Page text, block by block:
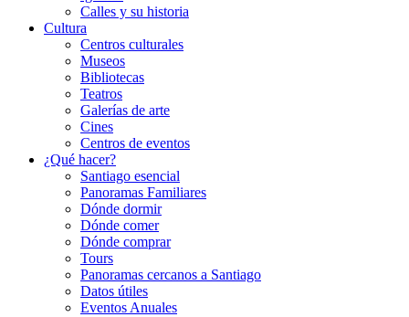
Calles y su historia
Cultura
Centros culturales
Museos
Bibliotecas
Teatros
Galerí­as de arte
Cines
Centros de eventos
¿Qué hacer?
Santiago esencial
Panoramas Familiares
Dónde dormir
Dónde comer
Dónde comprar
Tours
Panoramas cercanos a Santiago
Datos útiles
Eventos Anuales